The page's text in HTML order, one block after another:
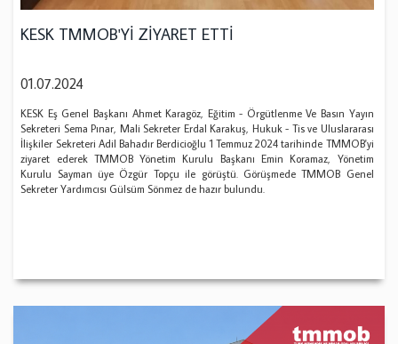
KESK TMMOB'Yİ ZİYARET ETTİ
01.07.2024
KESK Eş Genel Başkanı Ahmet Karagöz, Eğitim - Örgütlenme Ve Basın Yayın
Sekreteri Sema Pınar, Mali Sekreter Erdal Karakuş, Hukuk - Tis ve Uluslararası
İlişkiler Sekreteri Adil Bahadır Berdicioğlu 1 Temmuz 2024 tarihinde TMMOB'yi
ziyaret ederek TMMOB Yönetim Kurulu Başkanı Emin Koramaz, Yönetim
Kurulu Sayman üye Özgür Topçu ile görüştü. Görüşmede TMMOB Genel
Sekreter Yardımcısı Gülsüm Sönmez de hazır bulundu.